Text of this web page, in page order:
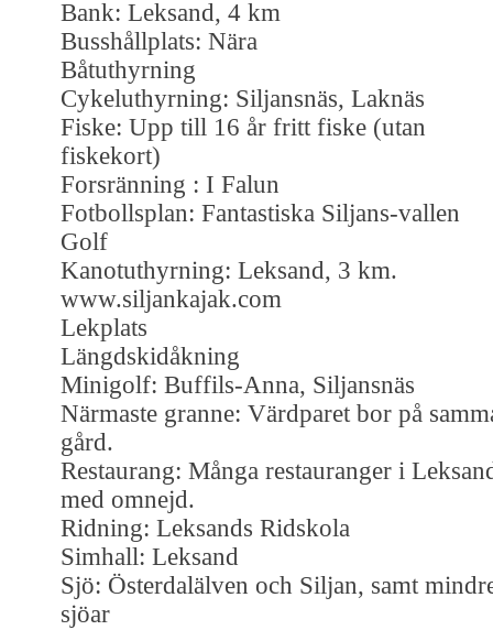
Bank: Leksand, 4 km
Busshållplats: Nära
Båtuthyrning
Cykeluthyrning: Siljansnäs, Laknäs
Fiske: Upp till 16 år fritt fiske (utan
fiskekort)
Forsränning : I Falun
Fotbollsplan: Fantastiska Siljans-vallen
Golf
Kanotuthyrning: Leksand, 3 km.
www.siljankajak.com
Lekplats
Längdskidåkning
Minigolf: Buffils-Anna, Siljansnäs
Närmaste granne: Värdparet bor på
gård.
Restaurang: Många restauranger i
med omnejd.
Ridning: Leksands Ridskola
Simhall: Leksand
Sjö: Österdalälven och Siljan, samt
sjöar